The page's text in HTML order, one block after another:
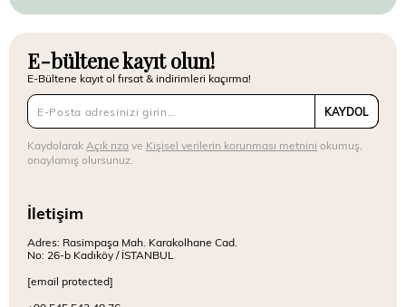
E-bültene kayıt olun!
E-Bültene kayıt ol fırsat & indirimleri kaçırma!
KAYDOL
KaydolarakAçık rızave Kişisel verilerin korunması metnini okumuş,
onaylamış olursunuz.
İletişim
Adres: Rasimpaşa Mah. Karakolhane Cad.
No: 26-b Kadıköy / İSTANBUL
[email protected]